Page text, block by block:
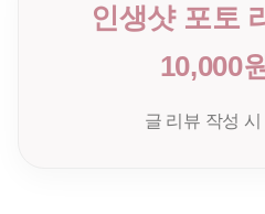
인생샷 포토
10,000
글 리뷰 작성